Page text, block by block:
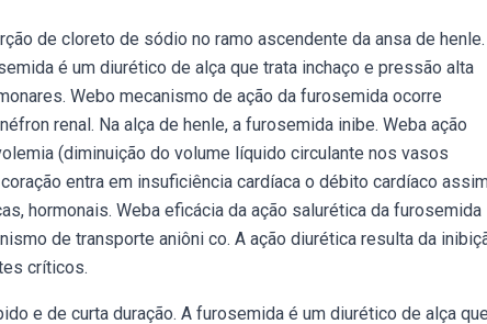
de cloreto de sódio no ramo ascendente da ansa de henle.
é um diurético de alça que trata inchaço e pressão alta
Webo mecanismo de ação da furosemida ocorre
renal. Na alça de henle, a furosemida inibe. Weba ação
(diminuição do volume líquido circulante nos vasos
entra em insuficiência cardíaca o débito cardíaco
hormonais. Weba eficácia da ação salurética da furosemida
de transporte aniôni co. A ação diurética resulta da
críticos.
e de curta duração. A furosemida é um diurético de alça que